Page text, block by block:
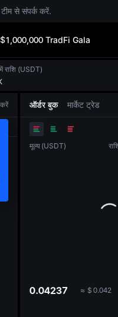
से संपर्क करें.
$1,000,000 TradFi Gala
राशि (USDT)
ऑर्डर बुक मार्केट ट्रेड
मूल्य (USDT)
0.04237 ≈ $ 0.042